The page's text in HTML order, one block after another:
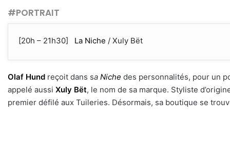
#PORTRAIT
[20h – 21h30] La Niche / Xuly Bët
Olaf Hund reçoit dans sa Niche des personnalités, pour un
appelé aussi Xuly Bët, le nom de sa marque. Styliste
premier défilé aux Tuileries. Désormais, sa boutique se